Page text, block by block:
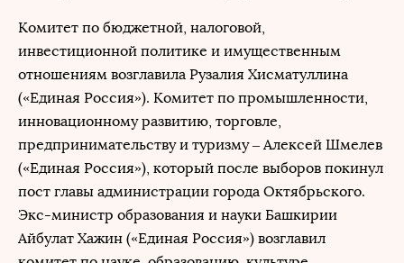
Комитет по бюджетной, налоговой,
инвестиционной политике и имущественным
отношениям возглавила Рузалия Хисматуллина
(«Единая Россия»). Комитет по промышленности,
инновационному развитию, торговле,
предпринимательству и туризму – Алексей Шмелев
(«Единая Россия»), который после выборов покинул
пост главы администрации города Октябрьского.
Экс-министр образования и науки Башкирии
Айбулат Хажин («Единая Россия») возглавил